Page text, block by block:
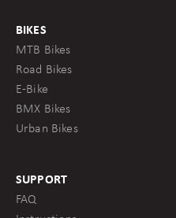
BIKES
MTB Bikes
Road Bikes
E-Bike
BMX Bikes
Urban Bikes
SUPPORT
FAQ